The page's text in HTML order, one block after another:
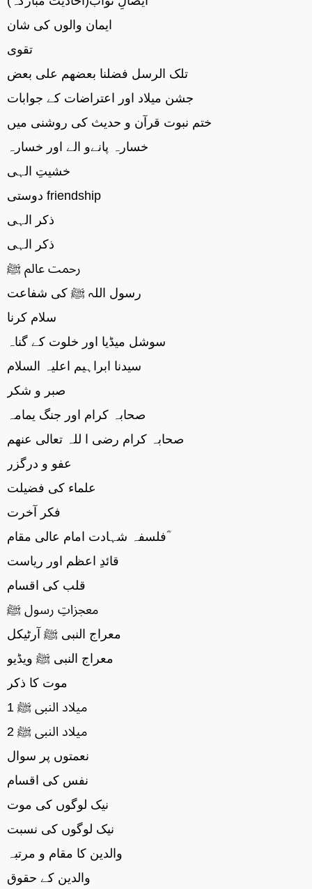
ایمان والوں کی شان
تقوی
تلک الرسل فضلنا بعضھم علی بعض
جشن میلاد اور اعتراضات کے جوابات
ختم نبوت قرآن و حدیث کی روشنی میں
خسارہ پانےو الے اور خسارہ
خشیتِ الہی
دوستی friendship
ذکر الہی
ذکر الہی
رحمت عالم ﷺ
رسول اللہ ﷺ کی شفاعت
سلام کرنا
سوشل میڈیا اور خلوت کے گناہ
سیدنا ابراہیم اعلیہ السلام
صبر و شکر
صحابہ کرام اور جنگ یمامہ
صحابہ کرام رضی ا للہ تعالی عنھم
عفو و درگزر
علماء کی فضیلت
فکر آخرت
فلسفہ شہادت امام عالی مقام ؓ
قائدِ اعظم اور ریاست
قلب کی اقسام
معجزاتِ رسول ﷺ
معراج النبی ﷺ آرٹیکل
معراج النبی ﷺ ویڈیو
موت کا ذکر
میلاد النبی ﷺ 1
میلاد النبی ﷺ 2
نعمتوں پر سوال
نفس کی اقسام
نیک لوگوں کی موت
نیک لوگوں کی نسبت
والدین کا مقام و مرتبہ
والدین کے حقوق